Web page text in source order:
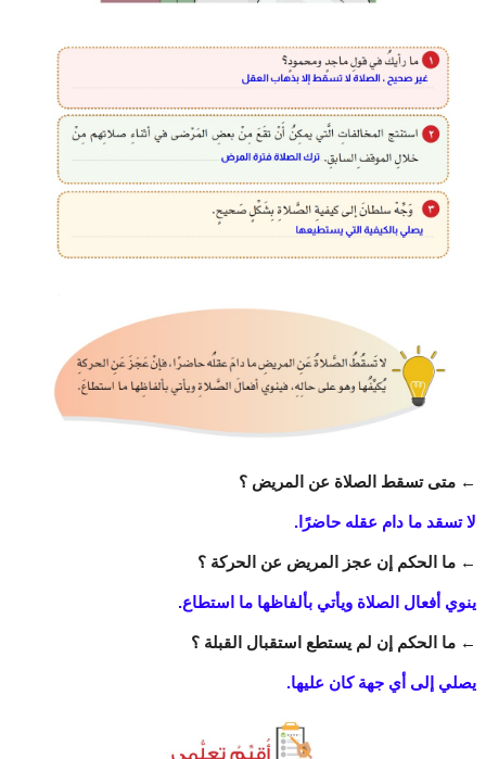
← متى تسقط الصلاة عن المريض ؟
لا تسقد ما دام عقله حاضرًا.
← ما الحكم إن عجز المريض عن الحركة ؟
ينوي أفعال الصلاة ويأتي بألفاظها ما استطاع.
← ما الحكم إن لم يستطع استقبال القبلة ؟
يصلي إلى أي جهة كان عليها.